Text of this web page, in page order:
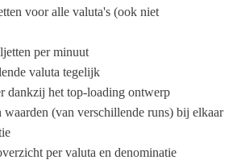
voor alle valuta's (ook niet
per minuut
valuta tegelijk
dankzij het top-loading ontwerp
waarden (van verschillende runs) bij elkaar
per valuta en denominatie